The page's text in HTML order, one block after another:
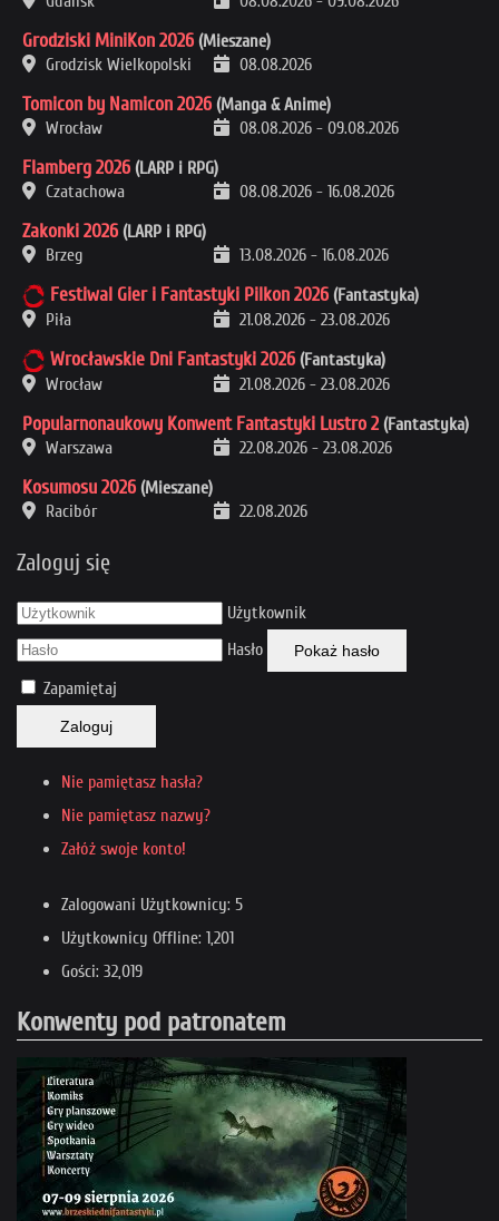
Grodziski MiniKon 2026 (Mieszane)
Grodzisk Wielkopolski
08.08.2026
Tomicon by Namicon 2026 (Manga & Anime)
Wrocław
08.08.2026 - 09.08.2026
Flamberg 2026 (LARP i RPG)
Czatachowa
08.08.2026 - 16.08.2026
Zakonki 2026 (LARP i RPG)
Brzeg
13.08.2026 - 16.08.2026
Festiwal Gier i Fantastyki Pilkon 2026 (Fantastyka)
Piła
21.08.2026 - 23.08.2026
Wrocławskie Dni Fantastyki 2026 (Fantastyka)
Wrocław
21.08.2026 - 23.08.2026
Popularnonaukowy Konwent Fantastyki Lustro 2 (Fantastyka)
Warszawa
22.08.2026 - 23.08.2026
Kosumosu 2026 (Mieszane)
Racibór
22.08.2026
Zaloguj się
Użytkownik
Hasło
Pokaż hasło
Zapamiętaj
Zaloguj
Nie pamiętasz hasła?
Nie pamiętasz nazwy?
Załóż swoje konto!
Zalogowani Użytkownicy: 5
Użytkownicy Offline: 1,201
Gości: 32,019
Konwenty pod patronatem